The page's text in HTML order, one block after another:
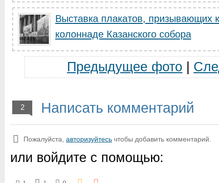
Выставка плакатов, призывающих
колоннаде Казанского собора
Предыдущее фото
2 Написать комментарий
Пожалуйста, авторизуйтесь чтобы добавить комментарий.
или войдите с помощью: